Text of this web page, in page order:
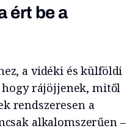
ért be a
a vidéki és külföldi
hogy rájöjjenek, mitől
rendszeresen a
alkalomszerűen –